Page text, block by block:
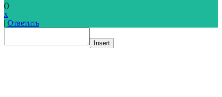
()
x
| Ответить
Insert